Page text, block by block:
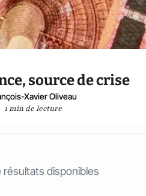
source de crise
Xavier Oliveau
1 min de lecture
résultats disponibles